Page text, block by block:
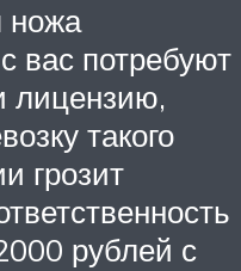
ножа
вас потребуют
лицензию,
такого
грозит
рублей с